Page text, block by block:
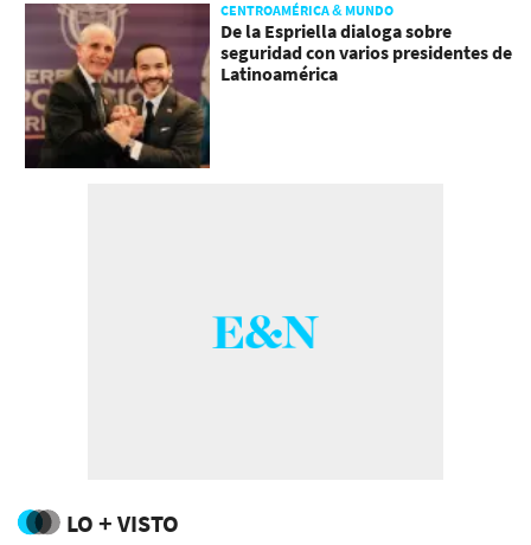
CENTROAMÉRICA & MUNDO
De la Espriella dialoga sobre
seguridad con varios presidentes de
Latinoamérica
LO + VISTO